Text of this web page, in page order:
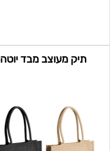
תיק מעוצב מבד יוטה